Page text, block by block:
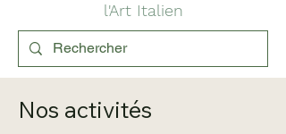
l'Art Italien
Nos activités